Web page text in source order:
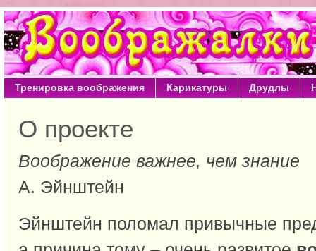
Тренировка воображения Карикатуры Друдлы
О проекте
Воображение важнее, чем знание
А. Эйнштейн
Эйнштейн поломал привычные